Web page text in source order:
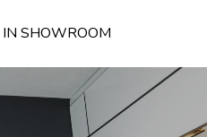
IN SHOWROOM